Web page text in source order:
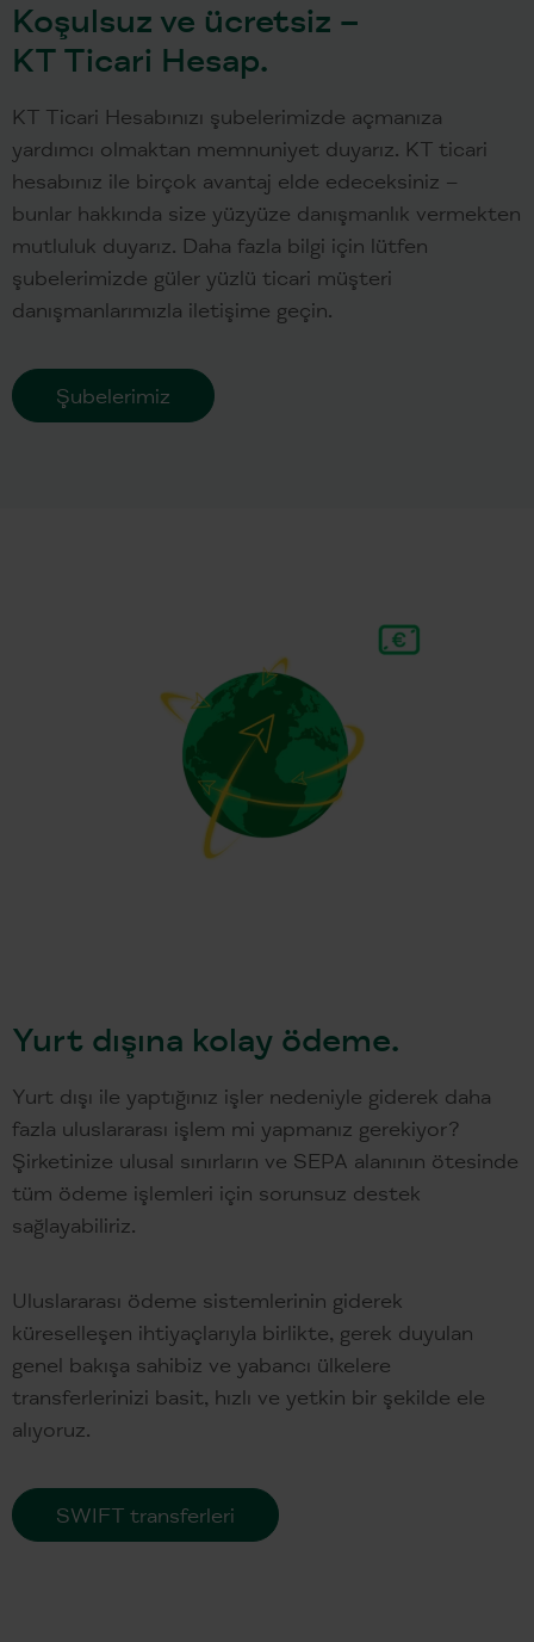
Koşulsuz ve ücretsiz –
KT Ticari Hesap.
KT Ticari Hesabınızı şubelerimizde açmanıza
yardımcı olmaktan memnuniyet duyarız. KT ticari
hesabınız ile birçok avantaj elde edeceksiniz –
bunlar hakkında size yüzyüze danışmanlık vermekten
mutluluk duyarız. Daha fazla bilgi için lütfen
şubelerimizde güler yüzlü ticari müşteri
danışmanlarımızla iletişime geçin.
Şubelerimiz
Yurt dışına kolay ödeme.
Yurt dışı ile yaptığınız işler nedeniyle giderek daha
fazla uluslararası işlem mi yapmanız gerekiyor?
Şirketinize ulusal sınırların ve SEPA alanının ötesinde
tüm ödeme işlemleri için sorunsuz destek
sağlayabiliriz.
Uluslararası ödeme sistemlerinin giderek
küreselleşen ihtiyaçlarıyla birlikte, gerek duyulan
genel bakışa sahibiz ve yabancı ülkelere
transferlerinizi basit, hızlı ve yetkin bir şekilde ele
alıyoruz.
SWIFT transferleri